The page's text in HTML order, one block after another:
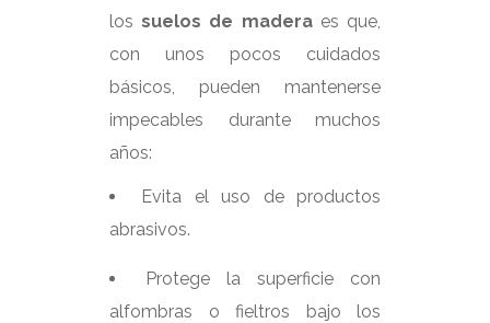
lossuelos de madera es que,
con unos pocos cuidados
básicos, pueden mantenerse
impecables durante muchos
años:
Evita el uso de productos
abrasivos.
Protege la superficie con
alfombras o fieltros bajo los